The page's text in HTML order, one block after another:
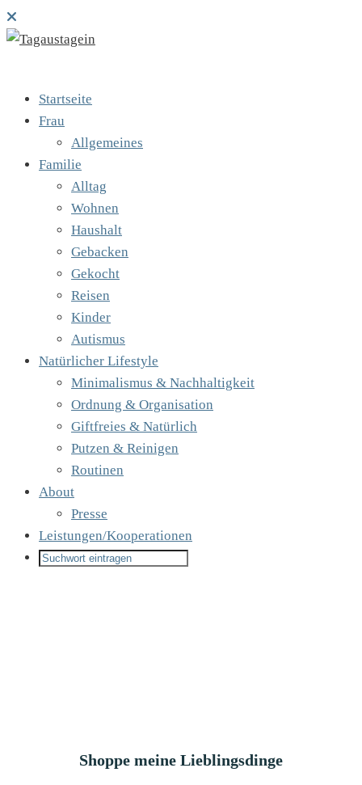
Startseite
Frau
Allgemeines
Familie
Alltag
Wohnen
Haushalt
Gebacken
Gekocht
Reisen
Kinder
Autismus
Natürlicher Lifestyle
Minimalismus & Nachhaltigkeit
Ordnung & Organisation
Giftfreies & Natürlich
Putzen & Reinigen
Routinen
About
Presse
Leistungen/Kooperationen
Shoppe meine Lieblingsdinge